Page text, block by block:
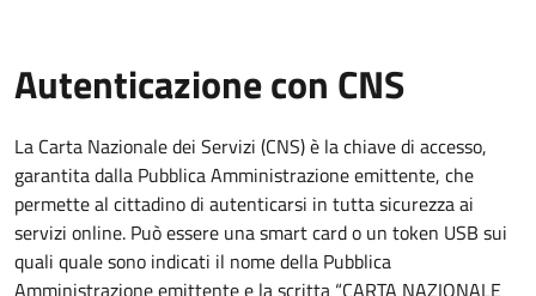
Autenticazione con CNS
La Carta Nazionale dei Servizi (CNS) è la chiave di accesso,
garantita dalla Pubblica Amministrazione emittente, che
permette al cittadino di autenticarsi in tutta sicurezza ai
servizi online. Può essere una smart card o un token USB sui
quali quale sono indicati il nome della Pubblica
Amministrazione emittente e la scritta “CARTA NAZIONALE